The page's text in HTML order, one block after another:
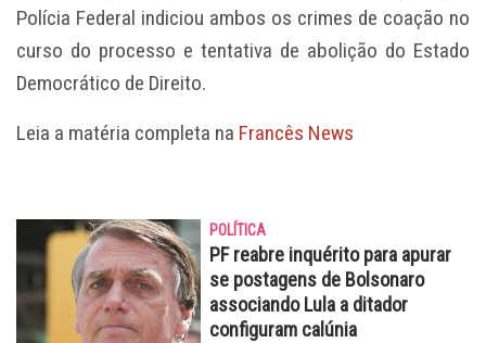
Polícia Federal indiciou ambos os crimes de coação no
curso do processo e tentativa de abolição do Estado
Democrático de Direito.
Leia a matéria completa na Francês News
POLÍTICA
PF reabre inquérito para apurar
se postagens de Bolsonaro
associando Lula a ditador
configuram calúnia